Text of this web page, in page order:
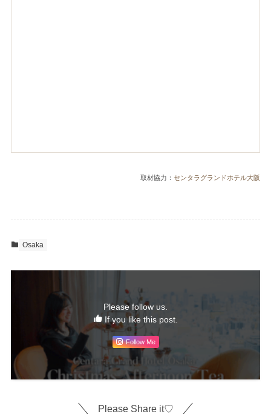
取材協力：センタラグランドホテル大阪
Osaka
Please follow us.
If you like this post.
Follow Me
Please Share it♡